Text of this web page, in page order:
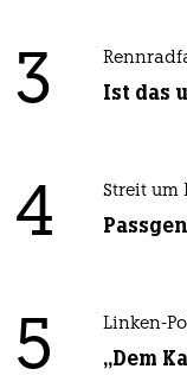
3 Ist das
4 Streit um
5 Linken-
„Dem